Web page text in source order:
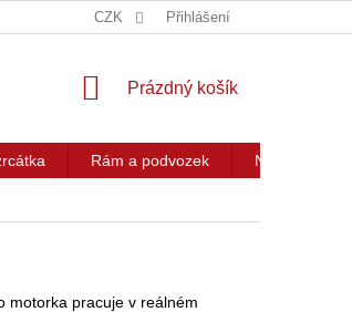
CZK Přihlášení
NÁKUPNÍ
Prázdný košík
Rám a podvozek Nářadí a
motorka pracuje v reálném